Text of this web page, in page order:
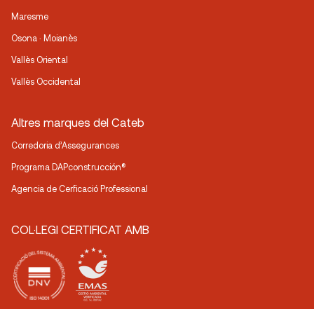
Maresme
Osona · Moianès
Vallès Oriental
Vallès Occidental
Altres marques del Cateb
Corredoria d’Assegurances
Programa DAPconstrucción®
Agencia de Cerficació Professional
COL·LEGI CERTIFICAT AMB